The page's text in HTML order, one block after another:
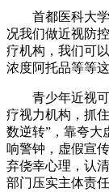
首都医科大学
况我们做近视防
疗机构，我们可
浓度阿托品等等
青少年近视可
疗视力机构，抓
数逆转”，靠夸大
响警钟，虚假宣
弃侥幸心理，认
部门压实主体责